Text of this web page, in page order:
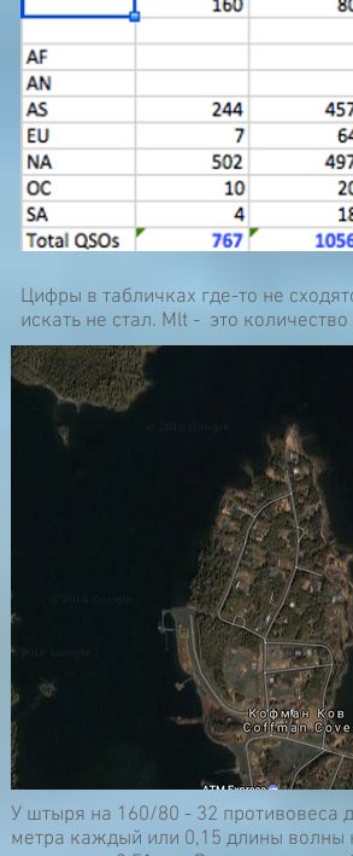
Цифры в табличках где-то не
искать не стал. Mlt - это
У штыря на 160/80 - 32 противовеса
метра каждый или 0,15 длины волны